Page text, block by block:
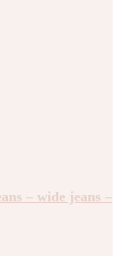
– wide jeans –